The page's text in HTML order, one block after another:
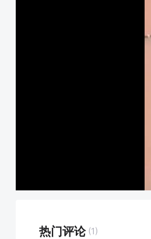
热门评论 (1)